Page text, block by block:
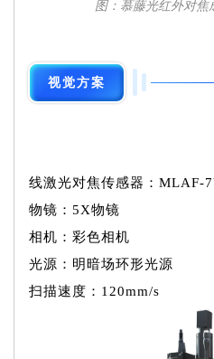
图：慕藤光红外对焦
视觉方案
线激光对焦传感器：MLAF-
物镜：5X物镜
相机：彩色相机
光源：明暗场环形光源
扫描速度：120mm/s